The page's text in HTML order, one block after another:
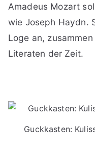
Amadeus Mozart
wie Joseph Haydn.
Loge an,
Literaten der Zeit.
Guckkasten: